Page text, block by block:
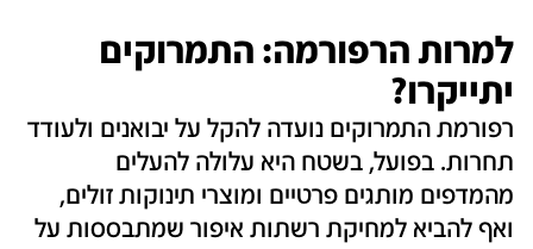
למרות הרפורמה: התמרוקים
יתייקרו?
רפורמת התמרוקים נועדה להקל על יבואנים ולעודד
תחרות. בפועל, בשטח היא עלולה להעלים
מהמדפים מותגים פרטיים ומוצרי תינוקות זולים,
ואף להביא למחיקת רשתות איפור שמתבססות על